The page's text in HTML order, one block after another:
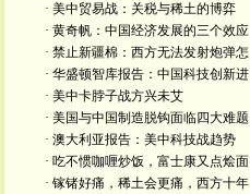
· 美中贸易战：关税与稀土的博弈
· 黄奇帆：中国经济发展的三个效应
· 禁止新疆棉：西方无法发射炮弹怎
· 华盛顿智库报告：中国科技创新进
· 美中卡脖子战方兴未艾
· 美国与中国制造脱钩面临四大难题
· 澳大利亚报告：美中科技战趋势
· 吃不惯咖喱炒饭，富士康又点烩面
· 镓锗好痛，稀土会更痛，西方十年